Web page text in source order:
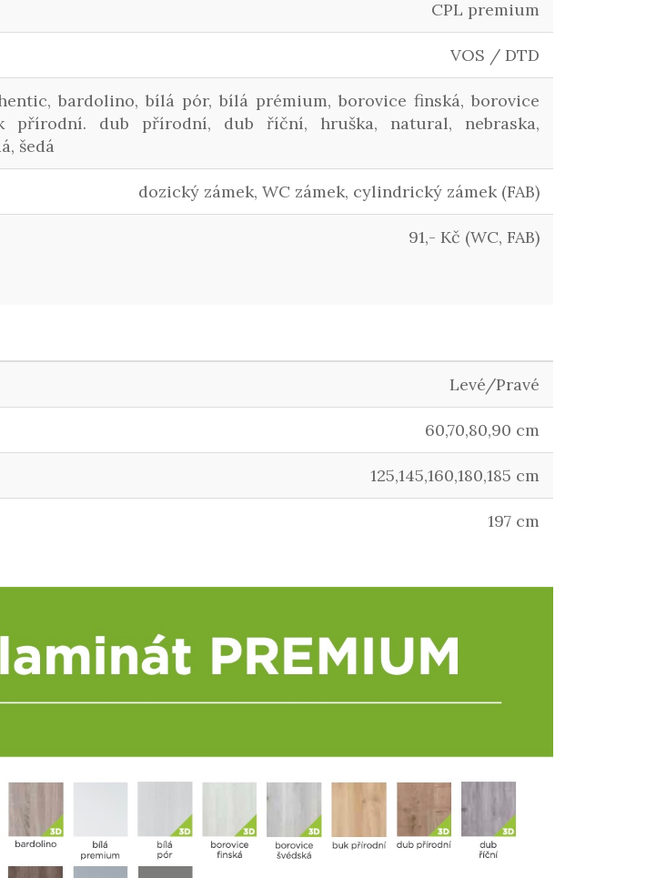
CPL premium
VOS / DTD
bardolino, bílá pór, bílá prémium, borovice finská, borovice
přírodní. dub přírodní, dub říční, hruška, natural, nebraska,
šedá
dozický zámek, WC zámek, cylindrický zámek (FAB)
91,- Kč (WC, FAB)
Levé/Pravé
60,70,80,90 cm
125,145,160,180,185 cm
197 cm